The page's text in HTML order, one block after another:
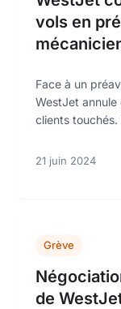
vols en
Face à un
WestJet
clients touchés.
21 juin 2024
Grève
de